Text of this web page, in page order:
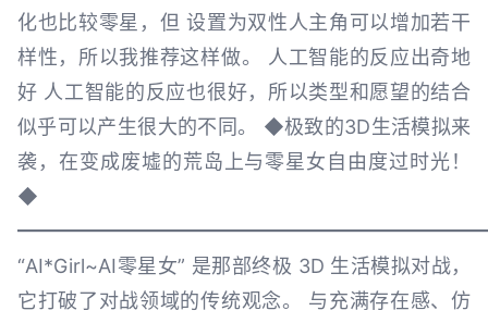
化也比较零星，但 设置为双性人主角可以增加若干
样性，所以我推荐这样做。 人工智能的反应出奇地
好 人工智能的反应也很好，所以类型和愿望的结合
似乎可以产生很大的不同。 ◆极致的3D生活模拟来
袭，在变成废墟的荒岛上与零星女自由度过时光！
◆
“AI*Girl~AI零星女” 是那部终极 3D 生活模拟对战，
它打破了对战领域的传统观念。 与充满存在感、仿